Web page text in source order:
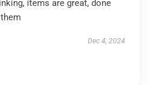
items are great, done
Dec 4, 2024